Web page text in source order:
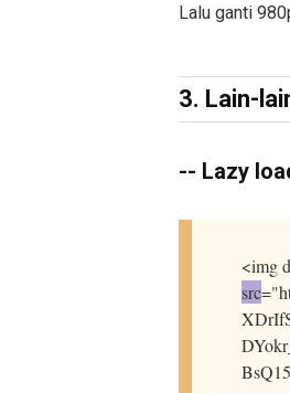
Lalu ganti
3. Lain-
-- Lazy
<img
src